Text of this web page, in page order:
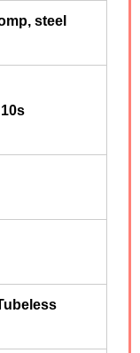
steel